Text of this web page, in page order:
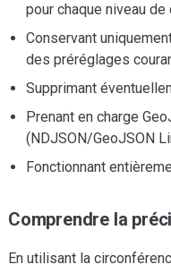
pour chaque niveau
Conservant
des préréglages
Supprimant
Prenant en charge
(NDJSON/GeoJSON
Fonctionnant
Comprendre la
En utilisant la